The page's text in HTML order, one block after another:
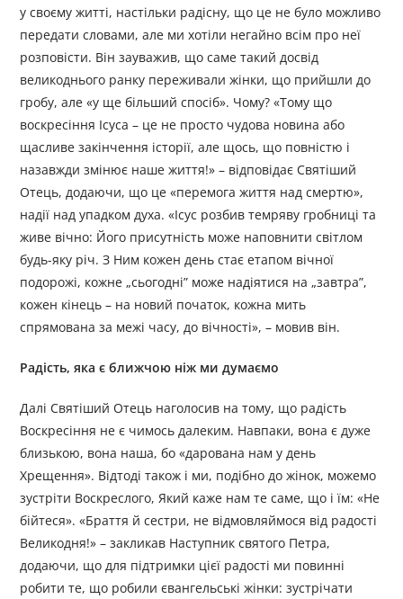
у своєму житті, настільки радісну, що це не було можливо
передати словами, але ми хотіли негайно всім про неї
розповісти. Він зауважив, що саме такий досвід
великоднього ранку переживали жінки, що прийшли до
гробу, але «у ще більший спосіб». Чому? «Тому що
воскресіння Ісуса – це не просто чудова новина або
щасливе закінчення історії, але щось, що повністю і
назавжди змінює наше життя!» – відповідає Святіший
Отець, додаючи, що це «перемога життя над смертю»,
надії над упадком духа. «Ісус розбив темряву гробниці та
живе вічно: Його присутність може наповнити світлом
будь-яку річ. З Ним кожен день стає етапом вічної
подорожі, кожне „сьогодні” може надіятися на „завтра”,
кожен кінець – на новий початок, кожна мить
спрямована за межі часу, до вічності», – мовив він.
Радість, яка є ближчою ніж ми думаємо
Далі Святіший Отець наголосив на тому, що радість
Воскресіння не є чимось далеким. Навпаки, вона є дуже
близькою, вона наша, бо «дарована нам у день
Хрещення». Відтоді також і ми, подібно до жінок, можемо
зустріти Воскреслого, Який каже нам те саме, що і їм: «Не
бійтеся». «Браття й сестри, не відмовляймося від радості
Великодня!» – закликав Наступник святого Петра,
додаючи, що для підтримки цієї радості ми повинні
робити те, що робили євангельські жінки: зустрічати